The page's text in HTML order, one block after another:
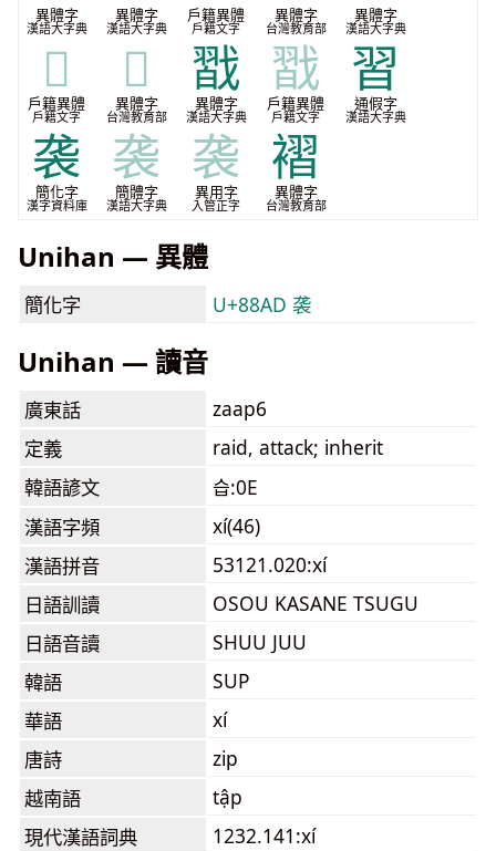
異體字
漢語大字典
異體字
漢語大字典
戶籍異體
戶籍文字
異體字
台灣教育部
異體字
漢語大字典
𧟟
戶籍異體
戶籍文字
𧟟
異體字
台灣教育部
㦻
異體字
漢語大字典
㦻
戶籍異體
戶籍文字
習
通假字
漢語大字典
袭
簡化字
漢字資料庫
袭
簡體字
漢語大字典
袭
異用字
入管正字
褶
異體字
台灣教育部
Unihan — 異體
簡化字 U+88AD 袭
Unihan — 讀音
廣東話
zaap6
定義
raid, attack; inherit
韓語諺文
습:0E
漢語字頻
xí(46)
漢語拼音
53121.020:xí
日語訓讀
OSOU KASANE TSUGU
日語音讀
SHUU JUU
韓語
SUP
華語
xí
唐詩
zip
越南語
tập
現代漢語詞典
1232.141:xí